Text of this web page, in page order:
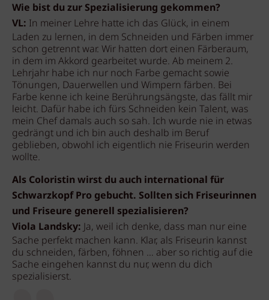
Wie bist du zur Spezialisierung gekommen?
VL: In meiner Lehre hatte ich das Glück, in einem
Laden zu lernen, in dem Schneiden und Färben immer
schon getrennt war. Wir hatten dort einen Färberaum,
in dem im Akkord gearbeitet wurde. Ab meinem 2.
Lehrjahr habe ich nur noch Farbe gemacht sowie
Tönungen, Dauerwellen und Wimpern färben. Bei
Farbe kenne ich keine Berührungsängste, das fällt mir
leicht. Dafür habe ich fürs Schneiden kein Talent, was
mein Chef damals auch so sah. Ich wurde nie in etwas
gedrängt und ich bin auch deshalb im Beruf
geblieben, obwohl ich eigentlich nie Friseurin werden
wollte.
Als Coloristin wirst du auch international für
Schwarzkopf Pro gebucht. Sollten sich Friseurinnen
und Friseure generell spezialisieren?
Viola Landsky:Ja, weil ich denke, dass man nur eine
Sache perfekt machen kann. Klar, als Friseurin kannst
du schneiden, färben, föhnen … aber so richtig auf die
Sache eingehen kannst du nur, wenn du dich
spezialisierst.